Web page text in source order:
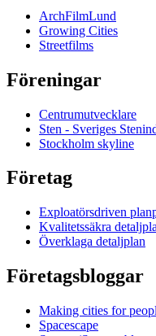
ArchFilmLund
Growing Cities
Streetfilms
Föreningar
Centrumutvecklare
Sten - Sveriges
Stockholm skyline
Företag
Exploatörsdriven
Kvalitetssäkra
Överklaga detaljplan
Företagsbloggar
Making cities for
Spacescape